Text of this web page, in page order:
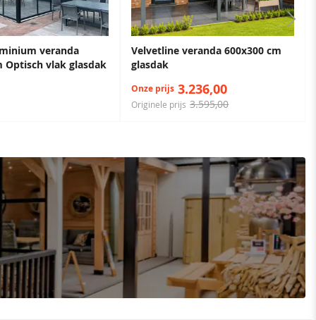
veranda
Optisch vlak glasdak
Velvetline veranda 600x300 cm
glasdak
Originele prijs 3.595,00
Onze prijs 3.236,00